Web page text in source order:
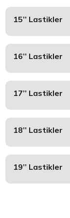
15’’ Lastikler
16’’ Lastikler
17’’ Lastikler
18’’ Lastikler
19’’ Lastikler